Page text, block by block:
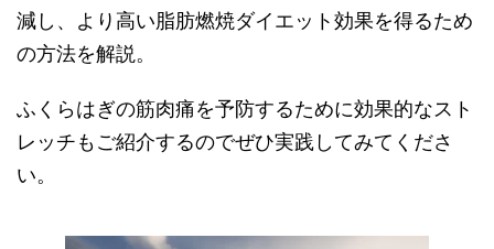
減し、より高い脂肪燃焼ダイエット効果を得るため
の方法を解説。
ふくらはぎの筋肉痛を予防するために効果的なスト
レッチもご紹介するのでぜひ実践してみてくださ
い。